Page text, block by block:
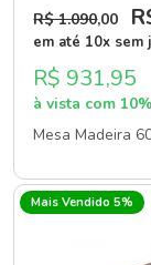
R$ 1.090,00
em até 10x sem
R$ 931,95
à vista com
Mesa Madeira
Mais Vendido 5%